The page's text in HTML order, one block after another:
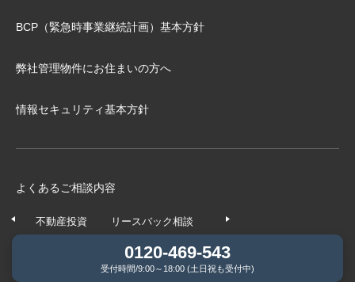
BCP（緊急時事業継続計画）基本⽅針
弊社管理物件にお住まいの⽅へ
情報セキュリティ基本方針
よくあるご相談内容
不動産投資 リースバック相談
0120-469-543
受付時間/9:00～18:00 (土日祝も受付中)